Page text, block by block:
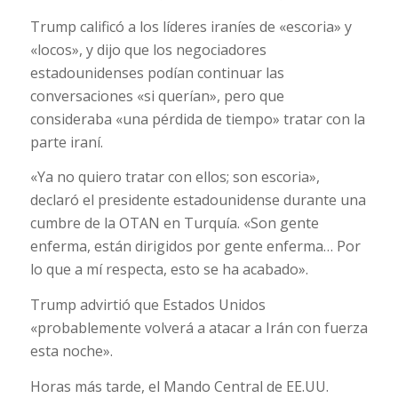
Trump calificó a los líderes iraníes de «escoria» y
«locos», y dijo que los negociadores
estadounidenses podían continuar las
conversaciones «si querían», pero que
consideraba «una pérdida de tiempo» tratar con la
parte iraní.
«Ya no quiero tratar con ellos; son escoria»,
declaró el presidente estadounidense durante una
cumbre de la OTAN en Turquía. «Son gente
enferma, están dirigidos por gente enferma… Por
lo que a mí respecta, esto se ha acabado».
Trump advirtió que Estados Unidos
«probablemente volverá a atacar a Irán con fuerza
esta noche».
Horas más tarde, el Mando Central de EE.UU.